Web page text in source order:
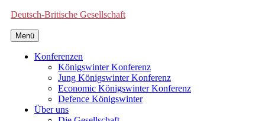
Deutsch-Britische Gesellschaft
Menü
Konferenzen
Königswinter Konferenz
Jung Königswinter Konferenz
Economic Königswinter Konferenz
Defence Königswinter
Über uns